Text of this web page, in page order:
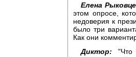
Елена
этом опросе,
недоверия к
было три
Как они
Диктор: